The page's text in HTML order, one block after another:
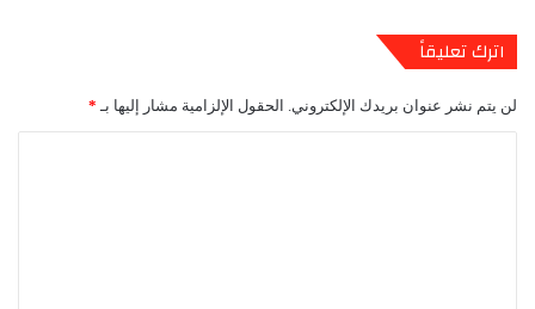
اترك تعليقاً
لن يتم نشر عنوان بريدك الإلكتروني. الحقول الإلزامية مشار إليها بـ *